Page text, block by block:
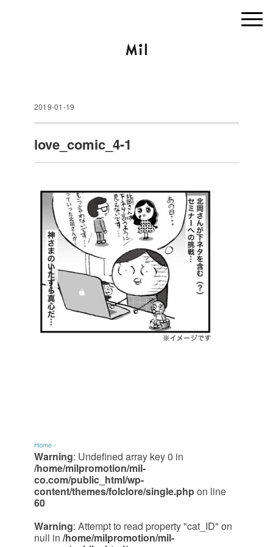
2019-01-19
love_comic_4-1
Home ›
Warning: Undefined array key 0 in
/home/milpromotion/mil-
co.com/public_html/wp-
content/themes/folclore/single.phpon line
60
Warning: Attempt to read property "cat_ID" on
null in /home/milpromotion/mil-